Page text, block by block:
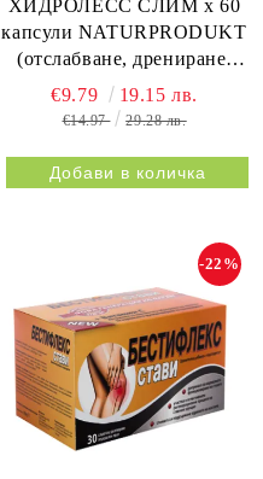
ХИДРОЛЕСС СЛИМ х 60
капсули NATURPRODUKT
(отслабване, дрениране,
метаболизъм)
€9.79 19.15 лв.
€14.97 29.28 лв.
-22%